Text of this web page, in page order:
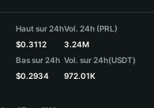
Haut sur 24h
$0.3112
Bas sur 24h
$0.2934
Vol. 24h (PRL)
3.24M
Vol. sur 24h(USDT)
972.01K